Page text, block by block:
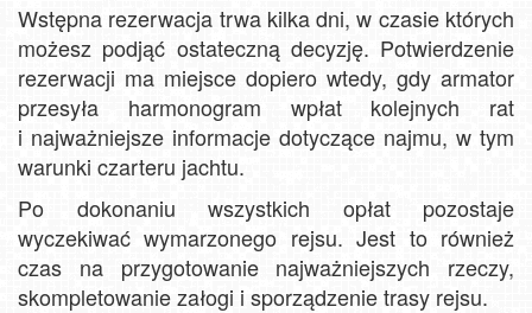
Wstępna rezerwacja trwa kilka dni, w czasie których
możesz podjąć ostateczną decyzję. Potwierdzenie
rezerwacji ma miejsce dopiero wtedy, gdy armator
przesyła harmonogram wpłat kolejnych rat
i najważniejsze informacje dotyczące najmu, w tym
warunki czarteru jachtu.
Po dokonaniu wszystkich opłat pozostaje
wyczekiwać wymarzonego rejsu. Jest to również
czas na przygotowanie najważniejszych rzeczy,
skompletowanie załogi i sporządzenie trasy rejsu.